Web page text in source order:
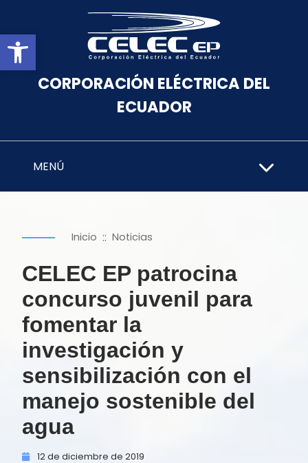
Abrir barra de herramientas
CORPORACIÓN ELÉCTRICA DEL
ECUADOR
MENÚ
Inicio :: Noticias
CELEC EP patrocina
concurso juvenil para
fomentar la
investigación y
sensibilización con el
manejo sostenible del
agua
12 de diciembre de 2019